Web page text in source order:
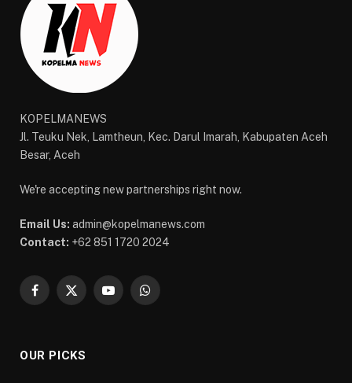
KOPELMANEWS
Jl. Teuku Nek, Lamtheun, Kec. Darul Imarah, Kabupaten Aceh
Besar, Aceh
We're accepting new partnerships right now.
Email Us: admin@kopelmanews.com
Contact: +62 851 1720 2024
Facebook
X
YouTubeWhatsApp
OUR PICKS